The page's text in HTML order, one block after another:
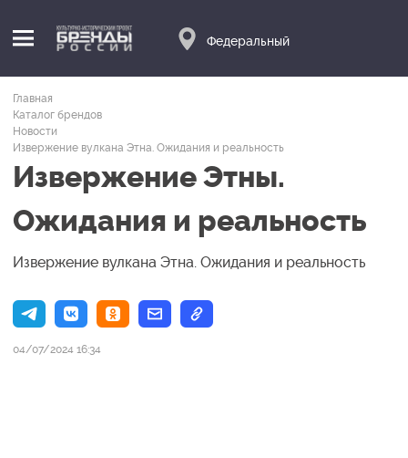
Федеральный
Главная
Каталог брендов
Новости
Извержение вулкана Этна. Ожидания и реальность
Извержение Этны.
Ожидания и реальность
Извержение вулкана Этна. Ожидания и реальность
04/07/2024 16:34